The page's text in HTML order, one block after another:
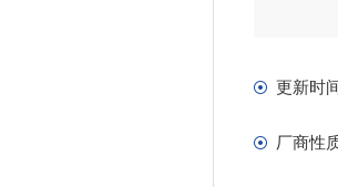
更新时
厂商性